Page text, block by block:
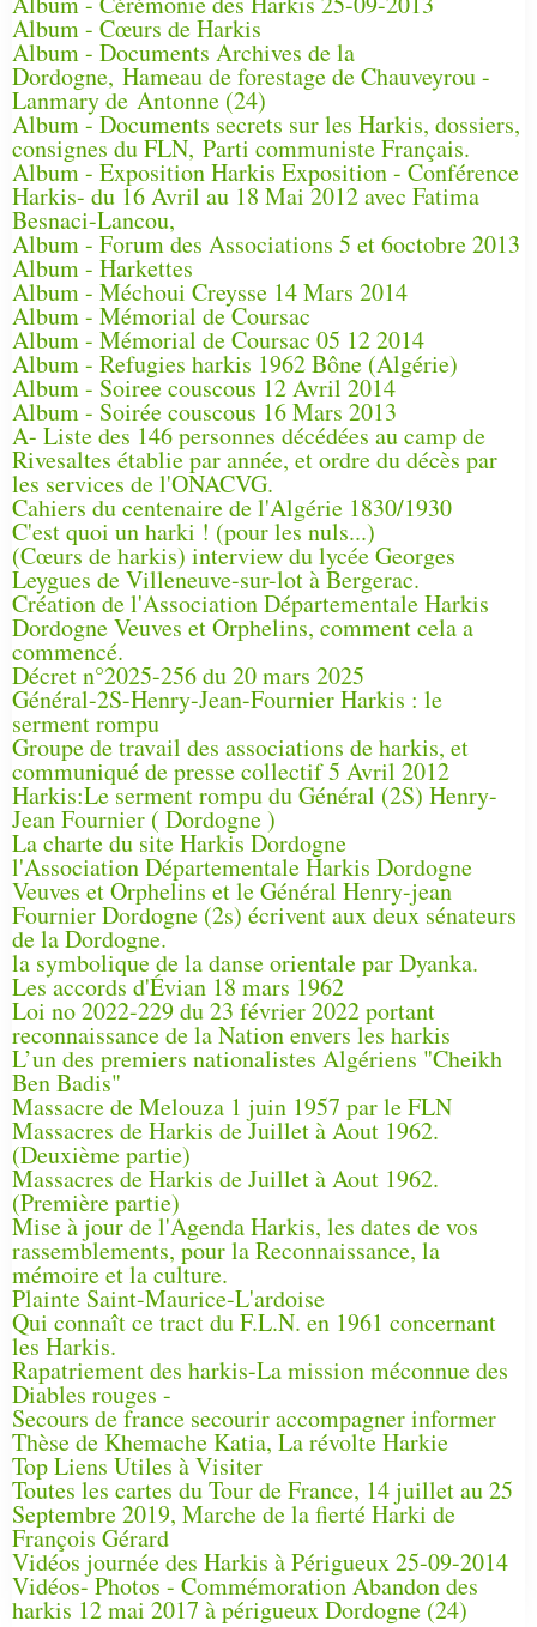
Album - Cœurs de Harkis
Album - Documents Archives de la
Dordogne, Hameau de forestage de Chauveyrou -
Lanmary de Antonne (24)
Album - Documents secrets sur les Harkis, dossiers,
consignes du FLN, Parti communiste Français.
Album - Exposition Harkis Exposition - Conférence
Harkis- du 16 Avril au 18 Mai 2012 avec Fatima
Besnaci-Lancou,
Album - Forum des Associations 5 et 6octobre 2013
Album - Harkettes
Album - Méchoui Creysse 14 Mars 2014
Album - Mémorial de Coursac
Album - Mémorial de Coursac 05 12 2014
Album - Refugies harkis 1962 Bône (Algérie)
Album - Soiree couscous 12 Avril 2014
Album - Soirée couscous 16 Mars 2013
A- Liste des 146 personnes décédées au camp de
Rivesaltes établie par année, et ordre du décès par
les services de l'ONACVG.
Cahiers du centenaire de l'Algérie 1830/1930
C'est quoi un harki ! (pour les nuls...)
(Cœurs de harkis) interview du lycée Georges
Leygues de Villeneuve-sur-lot à Bergerac.
Création de l'Association Départementale Harkis
Dordogne Veuves et Orphelins, comment cela a
commencé.
Décret n°2025-256 du 20 mars 2025
Général-2S-Henry-Jean-Fournier Harkis : le
serment rompu
Groupe de travail des associations de harkis, et
communiqué de presse collectif 5 Avril 2012
Harkis:Le serment rompu du Général (2S) Henry-
Jean Fournier ( Dordogne )
La charte du site Harkis Dordogne
l'Association Départementale Harkis Dordogne
Veuves et Orphelins et le Général Henry-jean
Fournier Dordogne (2s) écrivent aux deux sénateurs
de la Dordogne.
la symbolique de la danse orientale par Dyanka.
Les accords d'Évian 18 mars 1962
Loi no 2022-229 du 23 février 2022 portant
reconnaissance de la Nation envers les harkis
L’un des premiers nationalistes Algériens "Cheikh
Ben Badis"
Massacre de Melouza 1 juin 1957 par le FLN
Massacres de Harkis de Juillet à Aout 1962.
(Deuxième partie)
Massacres de Harkis de Juillet à Aout 1962.
(Première partie)
Mise à jour de l'Agenda Harkis, les dates de vos
rassemblements, pour la Reconnaissance, la
mémoire et la culture.
Plainte Saint-Maurice-L'ardoise
Qui connaît ce tract du F.L.N. en 1961 concernant
les Harkis.
Rapatriement des harkis-La mission méconnue des
Diables rouges -
Secours de france secourir accompagner informer
Thèse de Khemache Katia, La révolte Harkie
Top Liens Utiles à Visiter
Toutes les cartes du Tour de France, 14 juillet au 25
Septembre 2019, Marche de la fierté Harki de
François Gérard
Vidéos journée des Harkis à Périgueux 25-09-2014
Vidéos- Photos - Commémoration Abandon des
harkis 12 mai 2017 à périgueux Dordogne (24)